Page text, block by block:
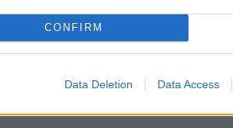
CONFIRM
Data Deletion Data Access
CLIQUE PARA COMENTAR